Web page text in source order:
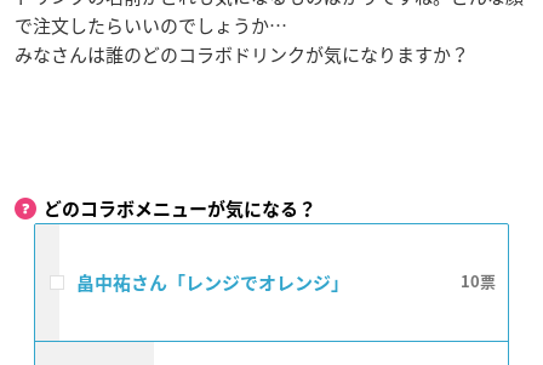
で注文したらいいのでしょうか…
みなさんは誰のどのコラボドリンクが気になりますか？
どのコラボメニューが気になる？
畠中祐さん「レンジでオレンジ」 10